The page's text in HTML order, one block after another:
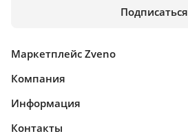
Подписаться
Маркетплейс Zveno
Компания
Информация
Контакты